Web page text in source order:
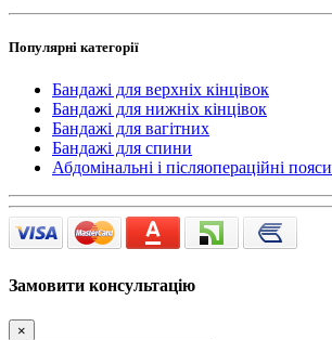
Популярні категорії
Бандажі для верхніх кінцівок
Бандажі для нижніх кінцівок
Бандажі для вагітних
Бандажі для спини
Абдомінальні і післяопераційні пояси
Замовити консультацію
×